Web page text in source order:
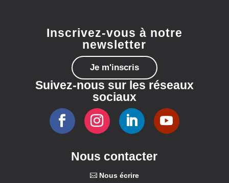
Inscrivez-vous à notre
newsletter
Je m'inscris
Suivez-nous sur les réseaux
sociaux
Nous contacter
Nous écrire